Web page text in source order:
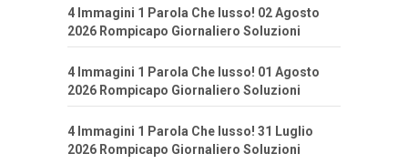
4 Immagini 1 Parola Che lusso! 02 Agosto
2026 Rompicapo Giornaliero Soluzioni
4 Immagini 1 Parola Che lusso! 01 Agosto
2026 Rompicapo Giornaliero Soluzioni
4 Immagini 1 Parola Che lusso! 31 Luglio
2026 Rompicapo Giornaliero Soluzioni